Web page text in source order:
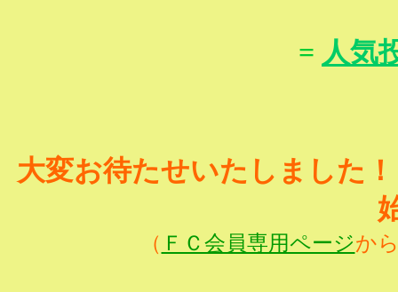
= 人気
大変お待たせいたしました
（ ＦＣ会員専用ページか